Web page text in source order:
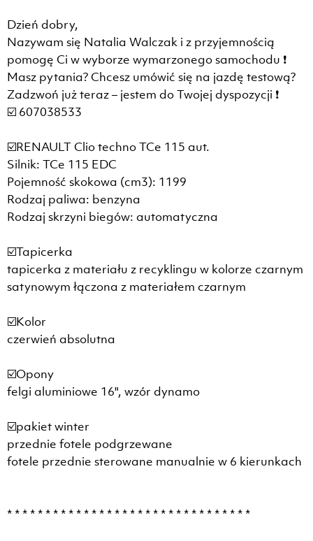
Dzień dobry,
Nazywam się Natalia Walczak i z przyjemnością
pomogę Ci w wyborze wymarzonego samochodu ❗
Masz pytania? Chcesz umówić się na jazdę testową?
Zadzwoń już teraz – jestem do Twojej dyspozycji ❗
☑️ 607038533
☑️RENAULT Clio techno TCe 115 aut.
Silnik: TCe 115 EDC
Pojemność skokowa (cm3): 1199
Rodzaj paliwa: benzyna
Rodzaj skrzyni biegów: automatyczna
☑️Tapicerka
tapicerka z materiału z recyklingu w kolorze czarnym
satynowym łączona z materiałem czarnym
☑️Kolor
czerwień absolutna
☑️Opony
felgi aluminiowe 16", wzór dynamo
☑️pakiet winter
przednie fotele podgrzewane
fotele przednie sterowane manualnie w 6 kierunkach
* * * * * * * * * * * * * * * * * * * * * * * * * * * * * * * *